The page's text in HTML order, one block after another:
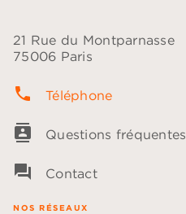
21 Rue du Montparnasse
75006 Paris
phone Téléphone
contacts Questions fréquentes
question_answer Contact
NOS RÉSEAUX